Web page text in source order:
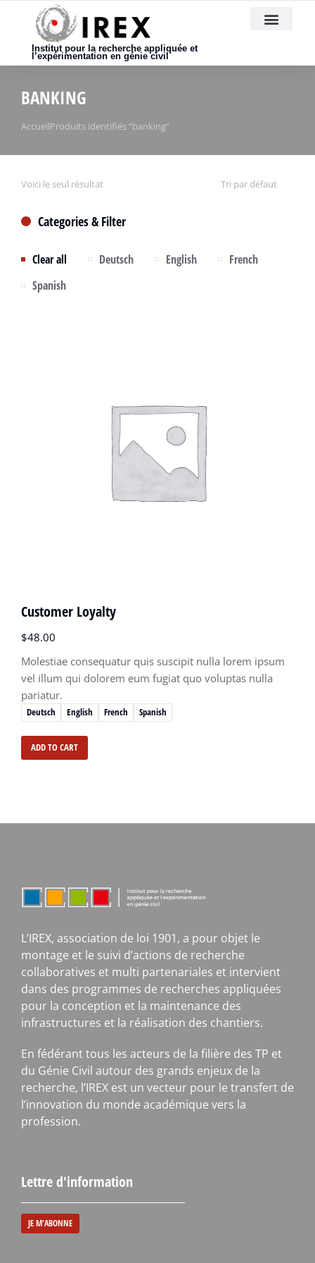
Institut pour la recherche appliquée et
l’expérimentation en génie civil
BANKING
Vous êtes ici :
AccueilProduits identifiés “banking”
Voici le seul résultat
Categories & Filter
Clear all Deutsch English
French
Spanish
Deutsch English French Spanish
Customer Loyalty
$48.00
Molestiae consequatur quis suscipit nulla lorem ipsum
vel illum qui dolorem eum fugiat quo voluptas nulla
pariatur.
ADD TO CART
L’IREX, association de loi 1901, a pour objet le
montage et le suivi d’actions de recherche
collaboratives et multi partenariales et intervient
dans des programmes de recherches appliquées
pour la conception et la maintenance des
infrastructures et la réalisation des chantiers.
En fédérant tous les acteurs de la filière des TP et
du Génie Civil autour des grands enjeux de la
recherche, l’IREX est un vecteur pour le transfert de
l’innovation du monde académique vers la
profession.
Lettre d'information
JE M'ABONNE